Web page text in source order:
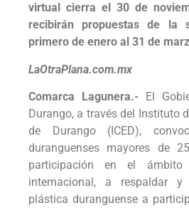
virtual cierra el 30 de
recibirán propuestas de la
primero de enero al 31 de
LaOtraPlana.com.mx
Comarca Lagunera.- El
Durango, a través del Instituto
de Durango (ICED),
duranguenses mayores de
participación en el
internacional, a respaldar
plástica duranguense a